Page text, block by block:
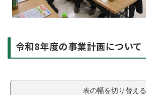
令和8年度の事業計画について
表の幅を切り替える